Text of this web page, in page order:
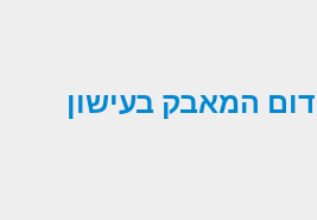
המאבק בעישון